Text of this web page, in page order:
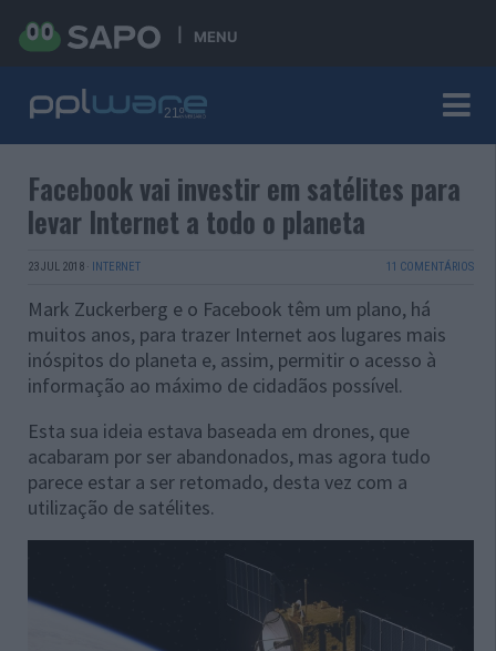
MENU
Facebook vai investir em satélites para
levar Internet a todo o planeta
23 JUL 2018 · INTERNET 11 COMENTÁRIOS
Mark Zuckerberg e o Facebook têm um plano, há
muitos anos, para trazer Internet aos lugares mais
inóspitos do planeta e, assim, permitir o acesso à
informação ao máximo de cidadãos possível.
Esta sua ideia estava baseada em drones, que
acabaram por ser abandonados, mas agora tudo
parece estar a ser retomado, desta vez com a
utilização de satélites.